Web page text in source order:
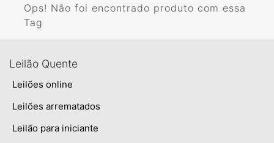
Ops! Não foi encontrado produto com essa
Tag
Leilão Quente
Leilões online
Leilões arrematados
Leilão para iniciante